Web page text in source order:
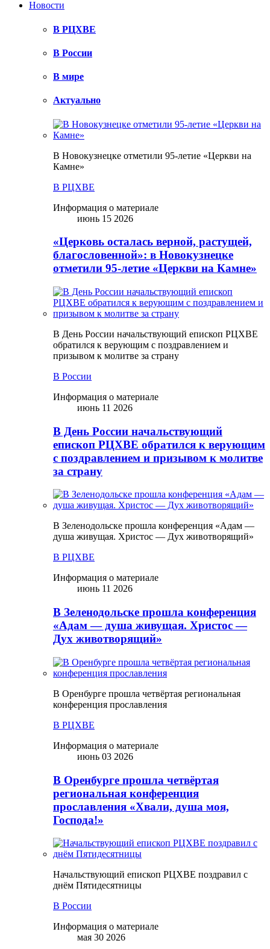
Новости
В РЦХВЕ
В России
В мире
Актуально
В Новокузнецке отметили 95-летие «Церкви на
Камне»
В РЦХВЕ
Информация о материале
июнь 15 2026
«Церковь осталась верной, растущей,
благословенной»: в Новокузнецке
отметили 95-летие «Церкви на Камне»
В День России начальствующий епископ РЦХВЕ
обратился к верующим с поздравлением и
призывом к молитве за страну
В России
Информация о материале
июнь 11 2026
В День России начальствующий
епископ РЦХВЕ обратился к верующим
с поздравлением и призывом к молитве
за страну
В Зеленодольске прошла конференция «Адам —
душа живущая. Христос — Дух животворящий»
В РЦХВЕ
Информация о материале
июнь 11 2026
В Зеленодольске прошла конференция
«Адам — душа живущая. Христос —
Дух животворящий»
В Оренбурге прошла четвёртая региональная
конференция прославления
В РЦХВЕ
Информация о материале
июнь 03 2026
В Оренбурге прошла четвёртая
региональная конференция
прославления «Хвали, душа моя,
Господа!»
Начальствующий епископ РЦХВЕ поздравил с
днём Пятидесятницы
В России
Информация о материале
мая 30 2026